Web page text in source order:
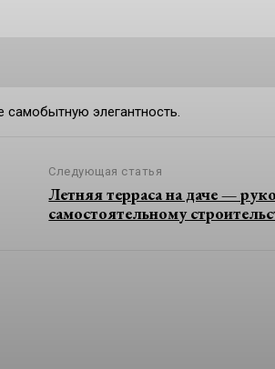
самобытную элегантность.
Следующая статья
Летняя терраса на даче —
самостоятельному